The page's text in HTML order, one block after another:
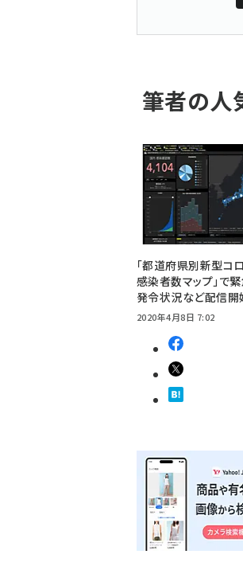
筆者の人
「都道府県別新型コ
感染者数マップ」で
発令状況など配信開
2020年4月8日 7:02